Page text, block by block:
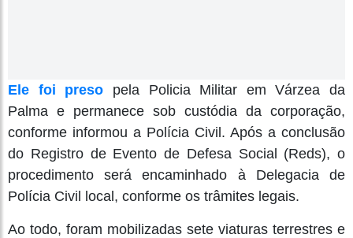
Ele foi preso
pela Policia Militar em Várzea da
Palma e permanece sob custódia da corporação,
conforme informou a Polícia Civil. Após a conclusão
do Registro de Evento de Defesa Social (Reds), o
procedimento será encaminhado à Delegacia de
Polícia Civil local, conforme os trâmites legais.
Ao todo, foram mobilizadas sete viaturas terrestres e